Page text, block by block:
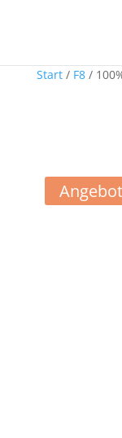
Start/ F8/